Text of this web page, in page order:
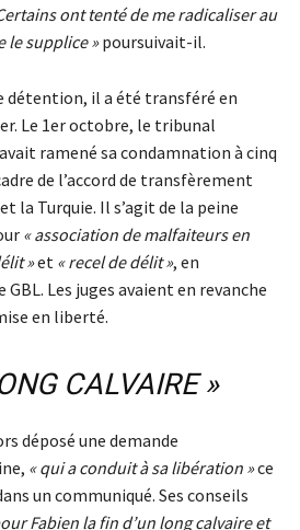
ont tenté de me radicaliser au
le supplice »poursuivait-il.
détention, il a été transféré en
Le 1er octobre, le tribunal
ramené sa condamnation à cinq
de l’accord de transfèrement
la Turquie. Il s’agit de la peine
« association de malfaiteurs en
»et « recel de délit », en
GBL. Les juges avaient en revanche
en liberté.
CALVAIRE »
déposé une demande
« qui a conduit à sa libération »ce
un communiqué. Ses conseils
Fabien la fin d’un long calvaire et